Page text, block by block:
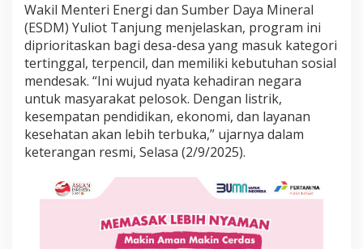
a
n
g
g
a
d
D
a
e
r
T
T
e
Wakil Menteri Energi dan Sumber Daya Mineral
(ESDM) Yuliot Tanjung menjelaskan, program ini
diprioritaskan bagi desa-desa yang masuk kategori
tertinggal, terpencil, dan memiliki kebutuhan sosial
mendesak. “Ini wujud nyata kehadiran negara
untuk masyarakat pelosok. Dengan listrik,
kesempatan pendidikan, ekonomi, dan layanan
kesehatan akan lebih terbuka,” ujarnya dalam
keterangan resmi, Selasa (2/9/2025).